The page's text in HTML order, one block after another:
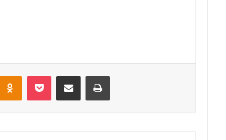
Odnoklassniki
Pocket Compartir por correo electrónicoImprimir